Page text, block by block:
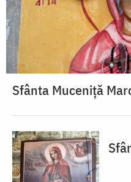
Sfânta Muceniță